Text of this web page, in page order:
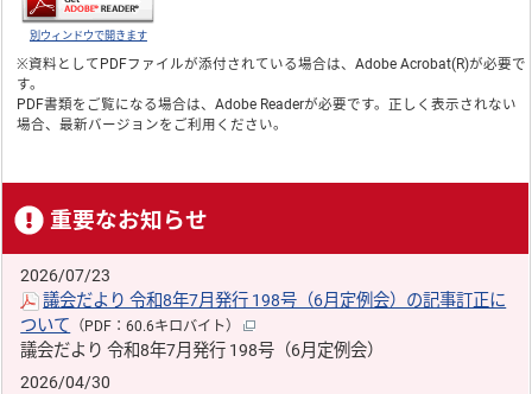
別ウィンドウで開きます
※資料としてPDFファイルが添付されている場合は、Adobe Acrobat(R)が必要で
す。
PDF書類をご覧になる場合は、Adobe Readerが必要です。正しく表示されない
場合、最新バージョンをご利用ください。
重要なお知らせ
2026/07/23
議会だより 令和8年7月発行 198号（6月定例会）の記事訂正に
ついて （PDF：60.6キロバイト）
議会だより 令和8年7月発行 198号（6月定例会）
2026/04/30